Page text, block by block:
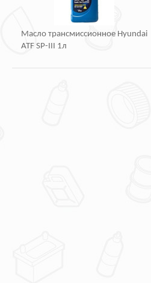
Масло трансмиссионное Hyundai
ATF SP-III 1л